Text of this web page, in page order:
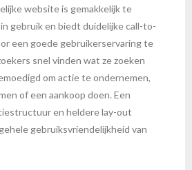
website is gemakkelijk te
gebruik en biedt duidelijke call-to-
een goede gebruikerservaring te
snel vinden wat ze zoeken
om actie te ondernemen,
of een aankoop doen. Een
en heldere lay-out
gebruiksvriendelijkheid van